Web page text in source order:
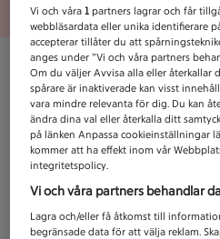
Unknown
Vi och våra1 partners lagrar och får
webbläsardata eller unika identifierare
accepterar tillåter du att
anges under ”Vi och våra partners
Om du väljer Avvisa alla eller återkallar
spårare är inaktiverade kan visst
vara mindre relevanta för dig. Du kan
ändra dina val eller återkalla ditt
på länken Anpassa cookieinställningar
kommer att ha effekt inom vår
integritetspolicy.
Vi och våra partners behandlar
Lagra och/eller få åtkomst till
begränsade data för att välja reklam.